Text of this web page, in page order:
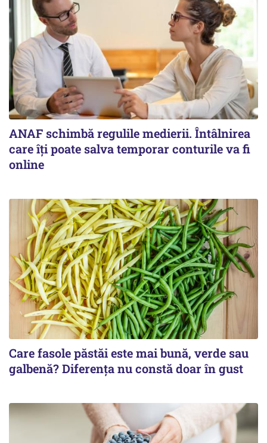
ANAF schimbă regulile medierii. Întâlnirea
care îți poate salva temporar conturile va fi
online
Care fasole păstăi este mai bună, verde sau
galbenă? Diferența nu constă doar în gust